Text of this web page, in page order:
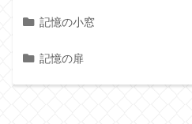
記憶の小窓
記憶の扉